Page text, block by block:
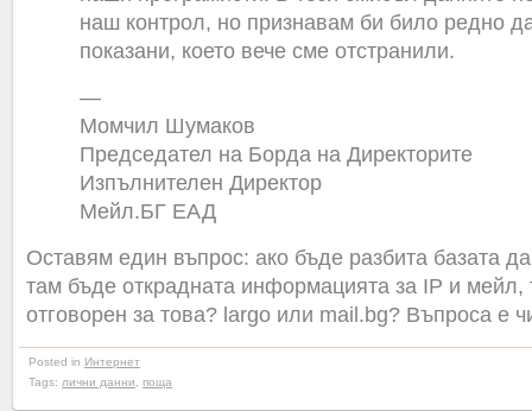
наш контрол, но признавам би било редно
показани, което вече сме отстранили.
—
Момчил Шумаков
Председател на Борда на Директорите
Изпълнителен Директор
Мейл.БГ ЕАД
Оставям един въпрос: ако бъде разбита базата
там бъде открадната информацията за IP и
отговорен за това? largo или mail.bg? Въпроса е
Posted in Интернет
Tags: лични данни поща